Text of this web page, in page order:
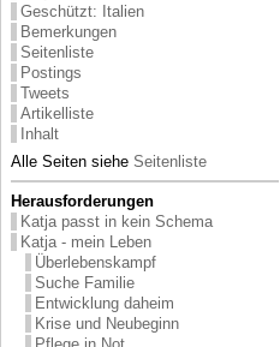
Geschützt: Italien
Bemerkungen
Seitenliste
Postings
Tweets
Artikelliste
Inhalt
Alle Seiten siehe Seitenliste
Herausforderungen
Katja passt in kein Schema
Katja - mein Leben
Überlebenskampf
Suche Familie
Entwicklung daheim
Krise und Neubeginn